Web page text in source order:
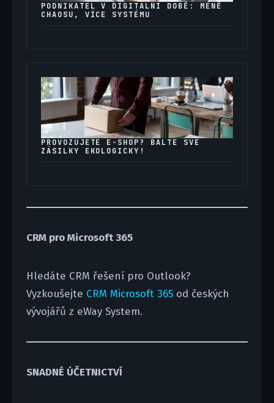
PODNIKATEL V DIGITÁLNÍ DOBĚ: MÉNĚ
CHAOSU, VÍCE SYSTÉMU
PROVOZUJETE E-SHOP? BALTE SVÉ
ZÁSILKY EKOLOGICKY!
CRM pro Microsoft 365
Hledáte CRM řešení pro Outlook?
Vyzkoušejte CRM Microsoft 365od českých
vývojářů z eWay System.
SNADNÉ ÚČETNICTVÍ